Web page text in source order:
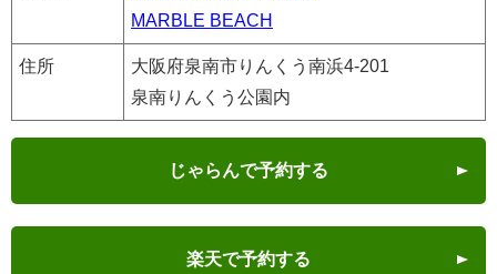
MARBLE BEACH
住所
大阪府泉南市りんくう南浜4-201
泉南りんくう公園内
じゃらんで予約する
楽天で予約する